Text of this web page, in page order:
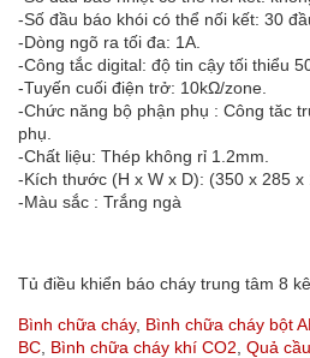
-Số đầu báo khói có thể nối kết: 30
-Dòng ngõ ra tối đa: 1A.
-Công tắc digital: độ tin cậy tối thiểu
-Tuyến cuối điện trở: 10kΩ/zone.
-Chức năng bộ phận phụ : Công tăc
phụ.
-Chất liệu: Thép không rỉ 1.2mm.
-Kích thước (H x W x D): (350 x 285 x
-Màu sắc : Trắng ngà
Tủ điều khiển báo cháy trung tâm 8
Bình chữa cháy, Bình chữa cháy bột
BC Bình chữa cháy khí CO2 Quả